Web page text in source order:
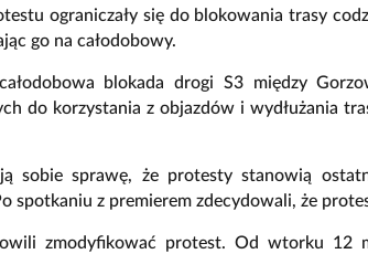
ograniczały się do blokowania trasy
go na całodobowy.
blokada drogi S3 między
do korzystania z objazdów i wydłużania
sobie sprawę, że protesty stanowią
spotkaniu z premierem zdecydowali, że
zmodyfikować protest. Od wtorku 12